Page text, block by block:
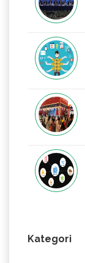
Kategori